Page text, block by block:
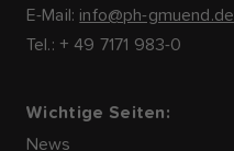
E-Mail: info@ph-gmuend.de
Tel.: + 49 7171 983-0
Wichtige Seiten:
News